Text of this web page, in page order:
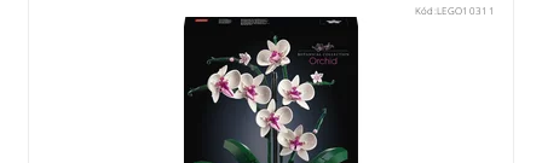
Kód:LEGO10311